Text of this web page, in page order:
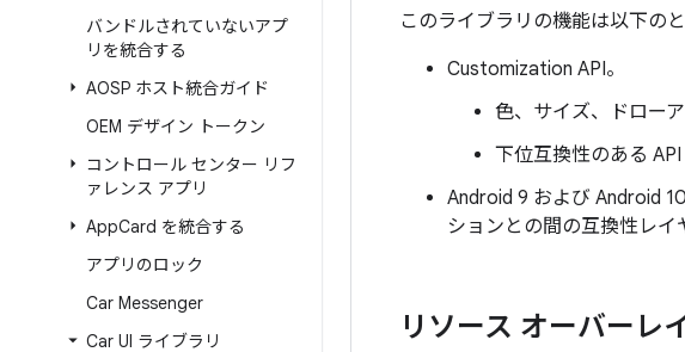
バンドルされていないアプ
リを統合する
AOSP ホスト統合ガイド
OEM デザイン トークン
コントロール センター リフ
ァレンス アプリ
AppCard を統合する
アプリのロック
Car Messenger
Car UI ライブラリ
このライブラリの機能は以下のと
Customization API。
色、サイズ、ドロー
下位互換性のある API
Android 9 および Android
ションとの間の互換性レイ
リソース オーバーレ